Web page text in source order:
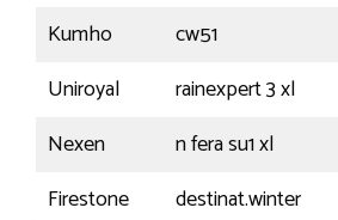
Kumho
cw51
Uniroyal
rainexpert 3 xl
Nexen
n fera su1 xl
Firestone
destinat.winter